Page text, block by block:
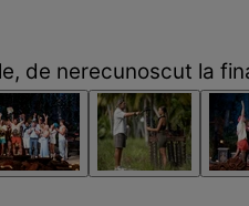
de nerecunoscut la